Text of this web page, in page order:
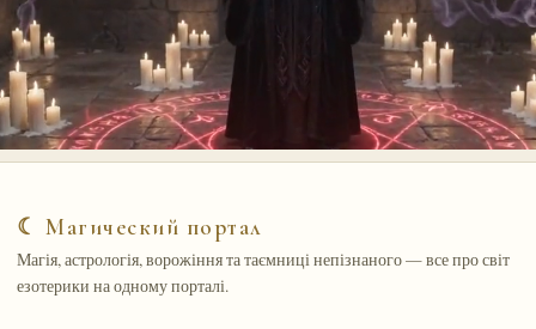
☾ Магический портал
Магія, астрологія, ворожіння та таємниці непізнаного — все про світ
езотерики на одному порталі.